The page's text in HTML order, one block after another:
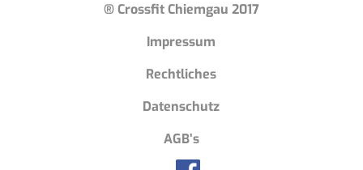
® Crossfit Chiemgau 2017
Impressum
Rechtliches
Datenschutz
AGB’s